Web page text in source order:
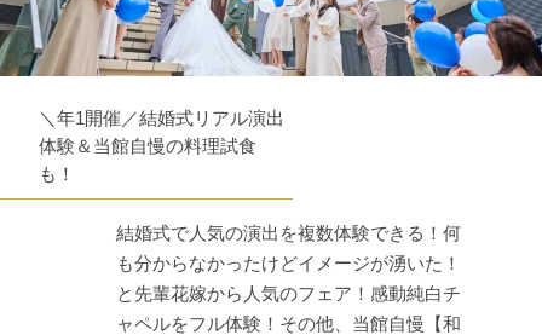
＼年1開催／結婚式リアル演出
体験＆当館自慢の料理試食
も！
結婚式で人気の演出を複数体験できる！何
も分からなかったけどイメージが湧いた！
と先輩花嫁から人気のフェア！感動純白チ
ャペルをフル体験！その他、当館自慢【和